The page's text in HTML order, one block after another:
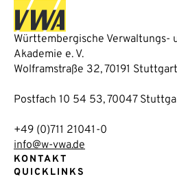
Württembergische Verwaltungs-
Akademie e. V.
Wolframstraße 32, 70191 Stuttgart
Postfach 10 54 53, 70047
+49 (0)711 21041-0
info@w-vwa.de
KONTAKT
QUICKLINKS